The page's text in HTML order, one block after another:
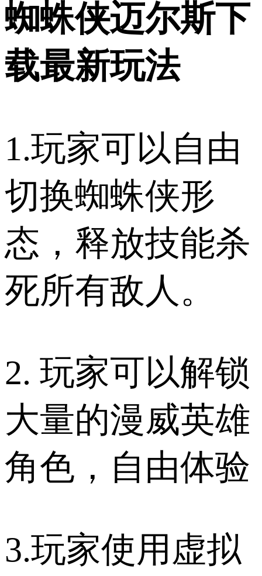
蜘蛛侠迈尔斯下
载最新玩法
1.玩家可以自由
切换蜘蛛侠形
态，释放技能杀
死所有敌人。
2. 玩家可以解锁
大量的漫威英雄
角色，自由体验
3.玩家使用虚拟